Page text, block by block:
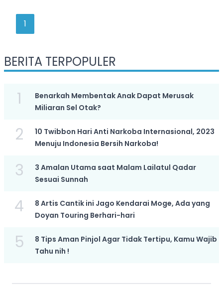
1
BERITA TERPOPULER
1
Benarkah Membentak Anak Dapat Merusak
Miliaran Sel Otak?
2
10 Twibbon Hari Anti Narkoba Internasional, 2023
Menuju Indonesia Bersih Narkoba!
3
3 Amalan Utama saat Malam Lailatul Qadar
Sesuai Sunnah
4
8 Artis Cantik ini Jago Kendarai Moge, Ada yang
Doyan Touring Berhari-hari
5
8 Tips Aman Pinjol Agar Tidak Tertipu, Kamu Wajib
Tahu nih !